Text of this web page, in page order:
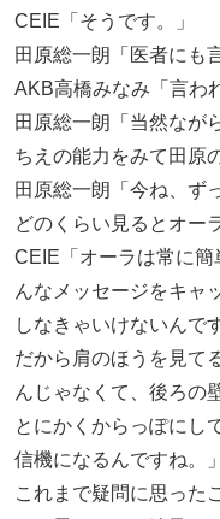
CEIE「そうです。」
田原総一朗「医者にも
AKB高橋みなみ「言わ
田原総一朗「当然なが
ちえの能力をみて田原
田原総一朗「今ね、ず
どのくらい見るとオー
CEIE「オーラは常に
んなメッセージをキャ
しなきゃいけないんで
だから肩のほうを見て
んじゃなくて、後ろの
とにかくからっぽにし
信機になるんですね。」
これまで疑問に思った